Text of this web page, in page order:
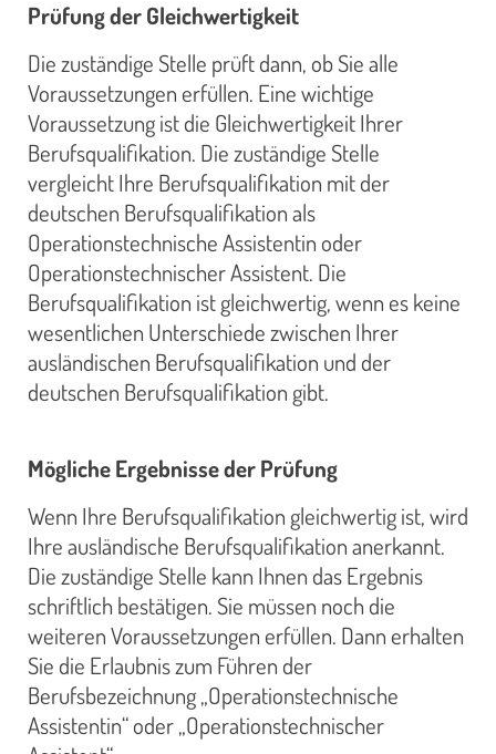
Prüfung der Gleichwertigkeit
Die zuständige Stelle prüft dann, ob Sie alle
Voraussetzungen erfüllen. Eine wichtige
Voraussetzung ist die Gleichwertigkeit Ihrer
Berufsqualifikation. Die zuständige Stelle
vergleicht Ihre Berufsqualifikation mit der
deutschen Berufsqualifikation als
Operationstechnische Assistentin oder
Operationstechnischer Assistent. Die
Berufsqualifikation ist gleichwertig, wenn es keine
wesentlichen Unterschiede zwischen Ihrer
ausländischen Berufsqualifikation und der
deutschen Berufsqualifikation gibt.
Mögliche Ergebnisse der Prüfung
Wenn Ihre Berufsqualifikation gleichwertig ist, wird
Ihre ausländische Berufsqualifikation anerkannt.
Die zuständige Stelle kann Ihnen das Ergebnis
schriftlich bestätigen. Sie müssen noch die
weiteren Voraussetzungen erfüllen. Dann erhalten
Sie die Erlaubnis zum Führen der
Berufsbezeichnung „Operationstechnische
Assistentin“ oder „Operationstechnischer